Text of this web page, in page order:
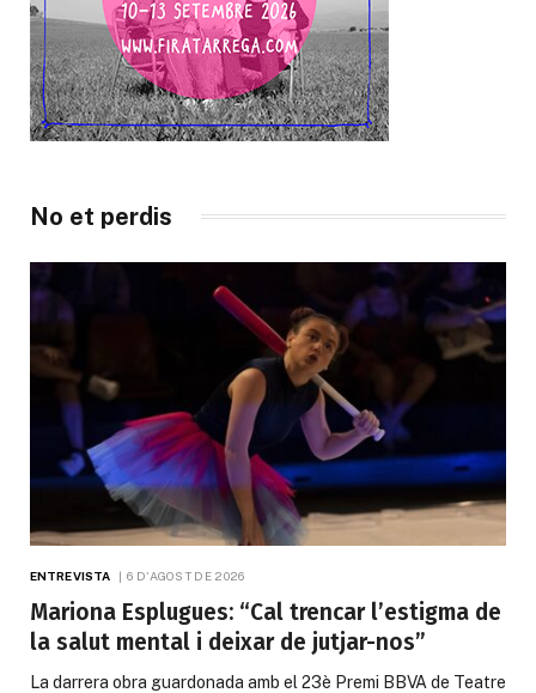
No et perdis
ENTREVISTA 6 D'AGOST DE 2026
Mariona Esplugues: “Cal trencar l’estigma de
la salut mental i deixar de jutjar-nos”
La darrera obra guardonada amb el 23è Premi BBVA de Teatre